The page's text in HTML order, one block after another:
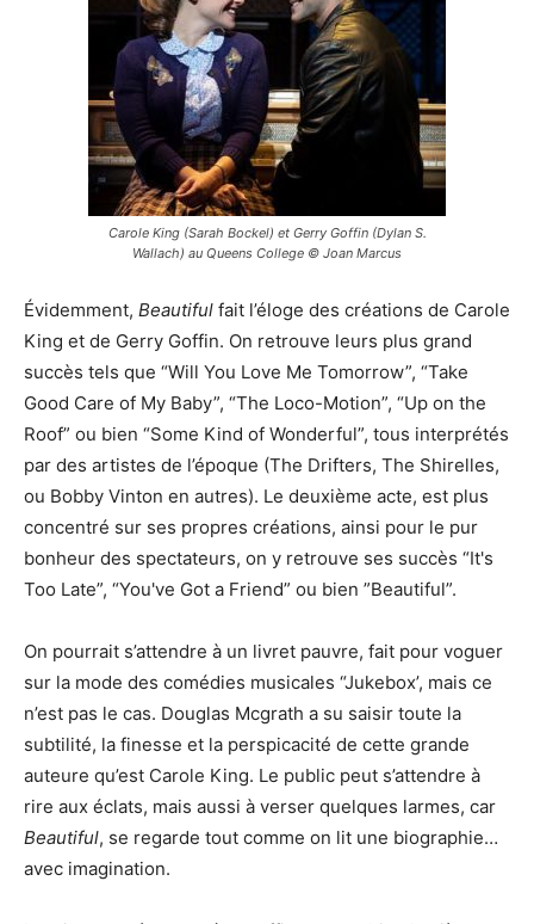
Carole King (Sarah Bockel) et Gerry Goffin (Dylan S.
Wallach) au Queens College © Joan Marcus
Évidemment, Beautiful fait l’éloge des créations de Carole
King et de Gerry Goffin. On retrouve leurs plus grand
succès tels que “Will You Love Me Tomorrow”, “Take
Good Care of My Baby”, “The Loco-Motion”, “Up on the
Roof” ou bien “Some Kind of Wonderful”, tous interprétés
par des artistes de l’époque (The Drifters, The Shirelles,
ou Bobby Vinton en autres). Le deuxième acte, est plus
concentré sur ses propres créations, ainsi pour le pur
bonheur des spectateurs, on y retrouve ses succès “It's
Too Late”, “You've Got a Friend” ou bien ”Beautiful”.
On pourrait s’attendre à un livret pauvre, fait pour voguer
sur la mode des comédies musicales “Jukebox’, mais ce
n’est pas le cas. Douglas Mcgrath a su saisir toute la
subtilité, la finesse et la perspicacité de cette grande
auteure qu’est Carole King. Le public peut s’attendre à
rire aux éclats, mais aussi à verser quelques larmes, car
Beautiful, se regarde tout comme on lit une biographie…
avec imagination.